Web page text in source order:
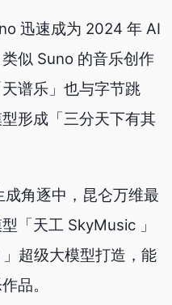
迅速成为 2024 年 AI
似 Suno 的音乐创作
谱乐」也与字节跳
形成「三分天下有其
角逐中，昆仑万维最
「天工 SkyMusic 」
超级大模型打造，能
品。